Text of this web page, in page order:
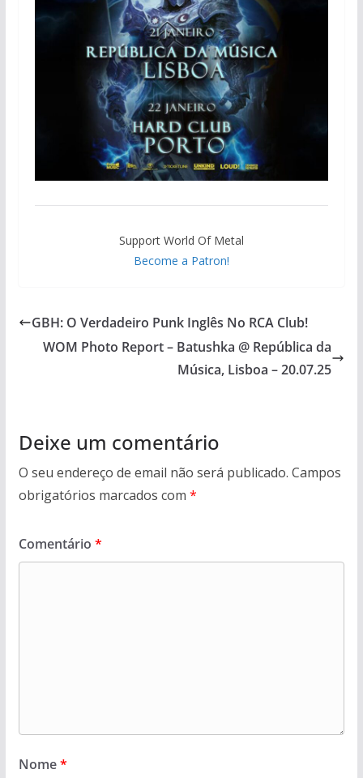
Support World Of Metal
Become a Patron!
GBH: O Verdadeiro Punk Inglês No RCA Club!
WOM Photo Report – Batushka @ República da
Música, Lisboa – 20.07.25
Deixe um comentário
O seu endereço de email não será publicado. Campos
obrigatórios marcados com *
Comentário *
Nome*